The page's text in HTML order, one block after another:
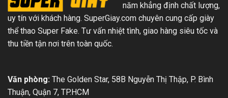
năm khẳng định chất lượng,
uy tín với khách hàng. SuperGiay.com chuyên cung cấp giày
thể thao Super Fake. Tư vấn nhiệt tình, giao hàng siêu tốc và
thu tiền tận nơi trên toàn quốc.
Văn phòng: The Golden Star, 58B Nguyễn Thị Thập, P. Bình
Thuận, Quận 7, TP.HCM